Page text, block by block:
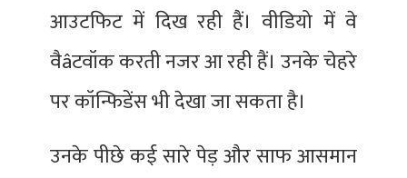
आउटफिट में दिख रही हैं। वीडियो में वे
वैâटवॉक करती नजर आ रही हैं। उनके चेहरे
पर कॉन्फिडेंस भी देखा जा सकता है।
उनके पीछे कई सारे पेड़ और साफ आसमान